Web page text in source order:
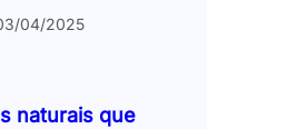
04/2025
naturais que